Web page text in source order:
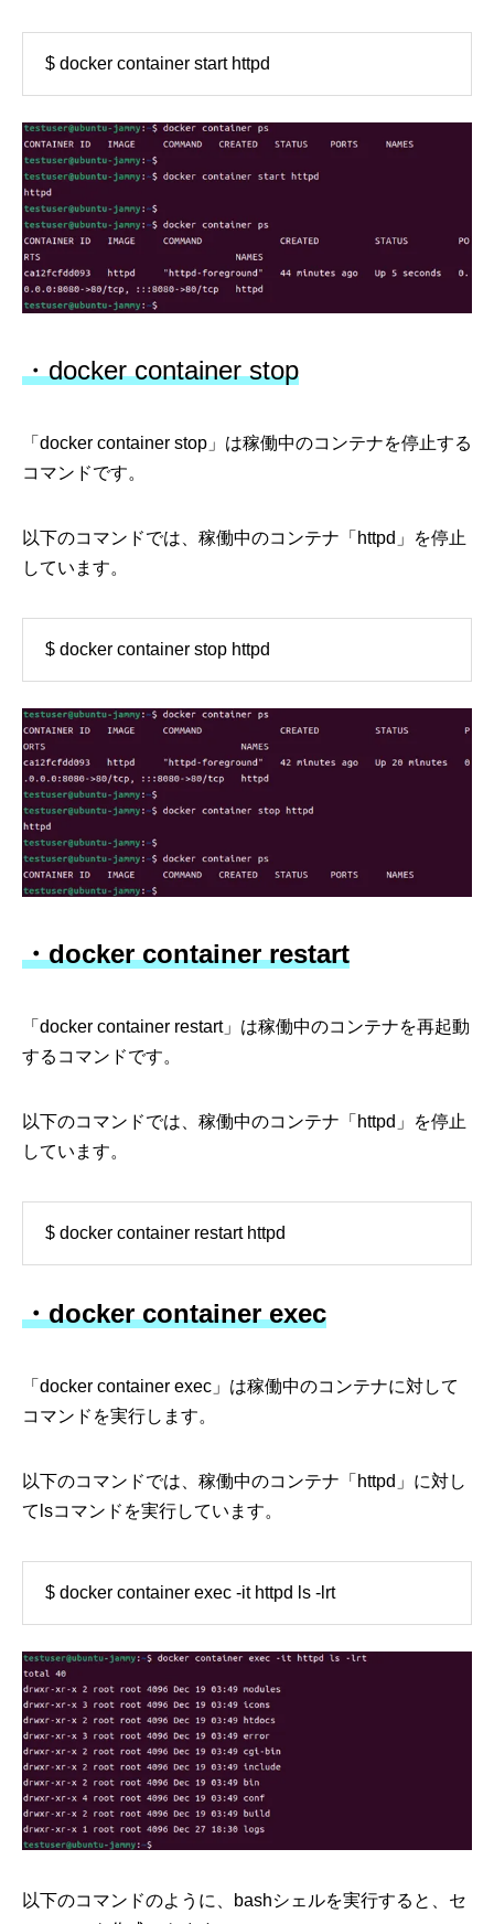
$ docker container start httpd
・docker container stop
「docker container stop」は稼働中のコンテナを停止する
コマンドです。
以下のコマンドでは、稼働中のコンテナ「httpd」を停止
しています。
$ docker container stop httpd
・docker container restart
「docker container restart」は稼働中のコンテナを再起動
するコマンドです。
以下のコマンドでは、稼働中のコンテナ「httpd」を停止
しています。
$ docker container restart httpd
・docker container exec
「docker container exec」は稼働中のコンテナに対して
コマンドを実行します。
以下のコマンドでは、稼働中のコンテナ「httpd」に対し
てlsコマンドを実行しています。
$ docker container exec -it httpd ls -lrt
以下のコマンドのように、bashシェルを実行すると、セ